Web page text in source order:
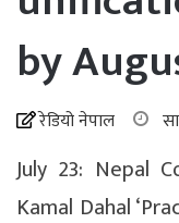
by
रेडियो नेपाल
July 23: Nepal
Kamal Dahal